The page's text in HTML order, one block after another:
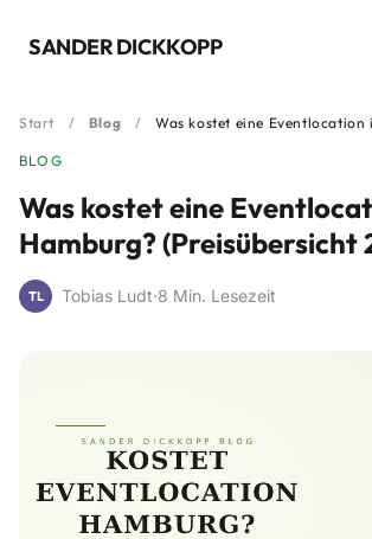
SANDER DICKKOPP
Start / Blog / Was kostet eine Eventlocation
BLOG
Was kostet eine
Hamburg? (Preisübersicht
TL Tobias Ludt·8 Min. Lesezeit